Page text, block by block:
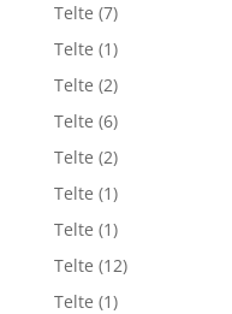
Telte (7)
Telte (1)
Telte (2)
Telte (6)
Telte (2)
Telte (1)
Telte (1)
Telte (12)
Telte (1)